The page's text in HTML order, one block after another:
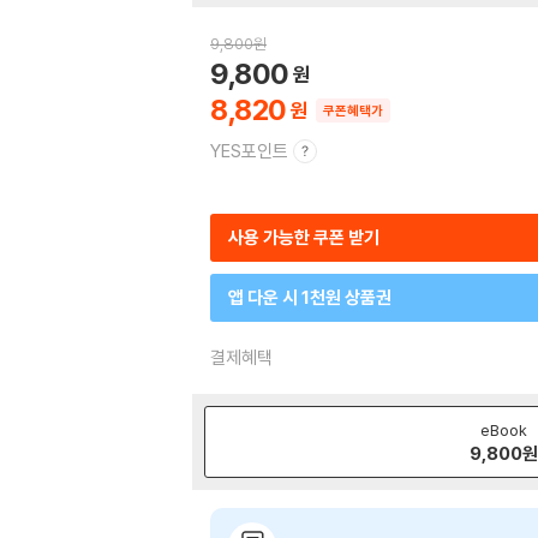
9,800원
8,820
9,800
쿠폰혜택가
YES포인트
사용 가능한 쿠폰 받기
앱 다운 시 1천원 상품권
결제혜택
eBook
9,800원